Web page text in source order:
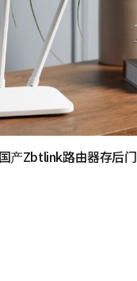
产Zbtlink路由器存后门